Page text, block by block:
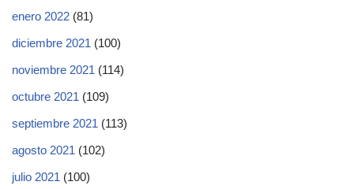
enero 2022 (81)
diciembre 2021 (100)
noviembre 2021 (114)
octubre 2021 (109)
septiembre 2021 (113)
agosto 2021 (102)
julio 2021 (100)